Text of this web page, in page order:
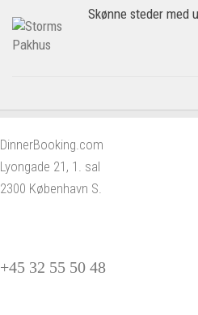
Skønne steder med
DinnerBooking.com
Lyongade 21, 1. sal
2300 København S.
+45 32 55 50 48